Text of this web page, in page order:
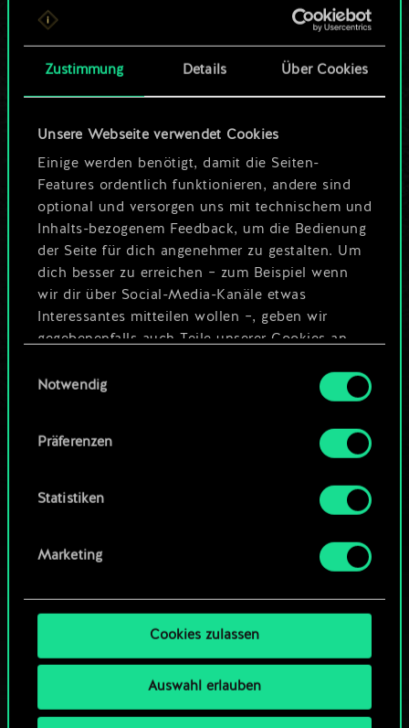
Zustimmung Details Über Cookies
Unsere Webseite verwendet Cookies
Einige werden benötigt, damit die Seiten-
Features ordentlich funktionieren, andere sind
optional und versorgen uns mit technischem und
Inhalts-bezogenem Feedback, um die Bedienung
der Seite für dich angenehmer zu gestalten. Um
dich besser zu erreichen – zum Beispiel wenn
wir dir über Social-Media-Kanäle etwas
Interessantes mitteilen wollen –, geben wir
gegebenenfalls auch Teile unserer Cookies an
Cookies erfordert allerdings deine Zustimmung.
Alle Details zu unserer Nutzung von Cookies
findest du unten im Menü „Einstellungen“, wo
um das Thema Cookies ändern kannst.
Notwendig
Präferenzen
Statistiken
Marketing
Cookies zulassen
Auswahl erlauben
ein geteilter Satz
Karten.
mehr sein kann!
Deck benennen und Leitfaden
Deck bearbeiten